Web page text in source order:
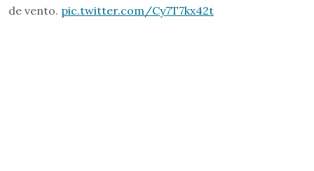
de vento. pic.twitter.com/Cy7T7kx42t